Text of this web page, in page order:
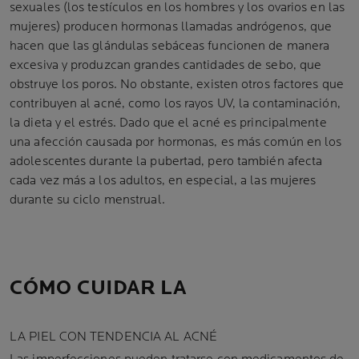
sexuales (los testículos en los hombres y los ovarios en las
mujeres) producen hormonas llamadas andrógenos, que
hacen que las glándulas sebáceas funcionen de manera
excesiva y produzcan grandes cantidades de sebo, que
obstruye los poros. No obstante, existen otros factores que
contribuyen al acné, como los rayos UV, la contaminación,
la dieta y el estrés. Dado que el acné es principalmente
una afección causada por hormonas, es más común en los
adolescentes durante la pubertad, pero también afecta
cada vez más a los adultos, en especial, a las mujeres
durante su ciclo menstrual.
CÓMO CUIDAR LA
LA PIEL CON TENDENCIA AL ACNÉ